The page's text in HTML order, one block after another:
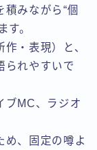
みながら“個
す。
・表現）と、
られやすいで
ブMC、ラジオ
め、固定の噂よ